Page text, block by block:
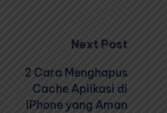
Next Post
2 Cara Menghapus
Cache Aplikasi di
iPhone yang Aman